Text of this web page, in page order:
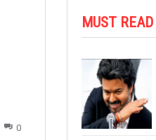
0
MUST READ